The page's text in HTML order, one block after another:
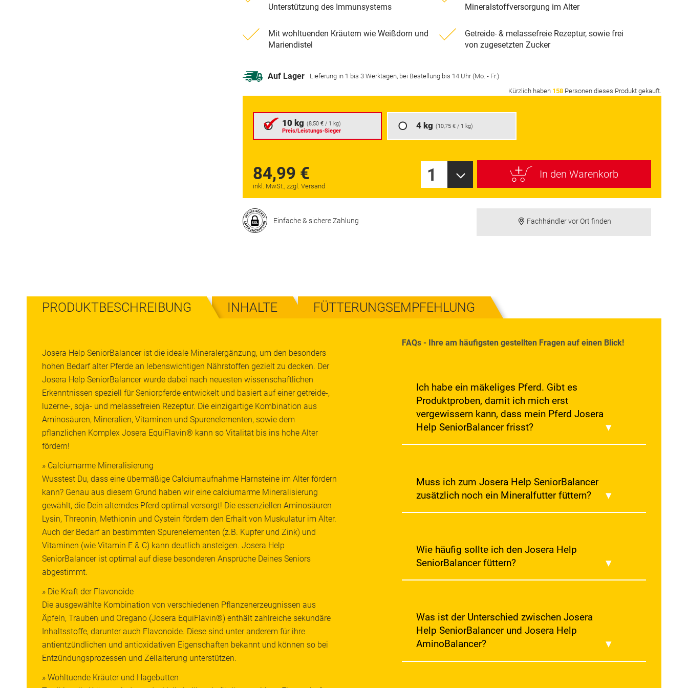
Unterstützung des Immunsystems
Mineralstoffversorgung im Alter
Mit wohltuenden Kräutern wie Weißdorn und
Mariendistel
Getreide- & melassefreie Rezeptur, sowie frei
von zugesetzten Zucker
Auf Lager
Lieferung in 1 bis 3 Werktagen, bei Bestellung bis 14 Uhr (Mo. - Fr.)
Kürzlich haben 158Personen dieses Produkt gekauft.
10 kg
84,99 €
(8,50 €/ 1 kg)
1
Preis/Leistungs-Sieger
4 kg (10,75 € / 1 kg)
inkl. MwSt., zzgl. Versand
In den Warenkorb
Einfache & sichere Zahlung Fachhändler vor Ort finden
PRODUKTBESCHREIBUNG
Josera Help SeniorBalancer ist die ideale Mineralergänzung, um den besonders
hohen Bedarf alter Pferde an lebenswichtigen Nährstoffen gezielt zu decken. Der
Josera Help SeniorBalancer wurde dabei nach neuesten wissenschaftlichen
Erkenntnissen speziell für Seniorpferde entwickelt und basiert auf einer getreide-,
luzerne-, soja- und melassefreien Rezeptur. Die einzigartige Kombination aus
Aminosäuren, Mineralien, Vitaminen und Spurenelementen, sowie dem
pflanzlichen Komplex Josera EquiFlavin® kann so Vitalität bis ins hohe Alter
fördern!
» Calciumarme Mineralisierung
Wusstest Du, dass eine übermäßige Calciumaufnahme Harnsteine im Alter fördern
kann? Genau aus diesem Grund haben wir eine calciumarme Mineralisierung
gewählt, die Dein alterndes Pferd optimal versorgt! Die essenziellen Aminosäuren
Lysin, Threonin, Methionin und Cystein fördern den Erhalt von Muskulatur im Alter.
Auch der Bedarf an bestimmten Spurenelementen (z.B. Kupfer und Zink) und
Vitaminen (wie Vitamin E & C) kann deutlich ansteigen. Josera Help
SeniorBalancer ist optimal auf diese besonderen Ansprüche Deines Seniors
abgestimmt.
» Die Kraft der Flavonoide
Die ausgewählte Kombination von verschiedenen Pflanzenerzeugnissen aus
Äpfeln, Trauben und Oregano (Josera EquiFlavin®) enthält zahlreiche sekundäre
Inhaltsstoffe, darunter auch Flavonoide. Diese sind unter anderem für ihre
antientzündlichen und antioxidativen Eigenschaften bekannt und können so bei
Entzündungsprozessen und Zellalterung unterstützen.
» Wohltuende Kräuter und Hagebutten
FAQs - Ihre am häufigsten gestellten Fragen auf einen Blick!
Ich habe ein mäkeliges Pferd. Gibt es
Produktproben, damit ich mich erst
vergewissern kann, dass mein Pferd Josera
Help SeniorBalancer frisst?
Muss ich zum Josera Help SeniorBalancer
zusätzlich noch ein Mineralfutter füttern?
die besonderen Bedürfnisse alternder Pferde abgestimmt.
Wie häufig sollte ich den Josera Help
SeniorBalancer füttern?
Was ist der Unterschied zwischen Josera
Help SeniorBalancer und Josera Help
AminoBalancer?
INHALTE FÜTTERUNGSEMPFEHLUNG